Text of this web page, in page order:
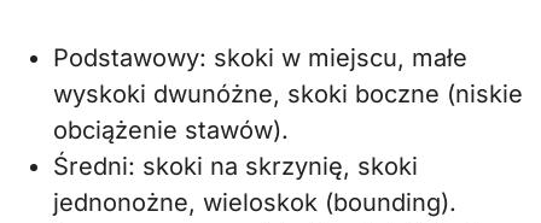
Podstawowy: skoki w miejscu, małe
wyskoki dwunóżne, skoki boczne (niskie
obciążenie stawów).
Średni: skoki na skrzynię, skoki
jednonożne, wieloskok (bounding).